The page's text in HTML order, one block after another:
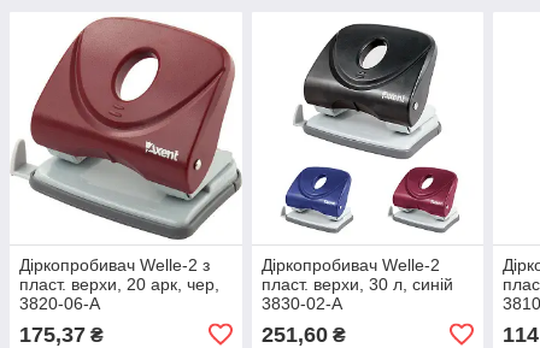
Діркопробивач Welle-2 з
пласт. верхи, 20 арк, чер,
3820-06-A
175,37 ₴
Діркопробивач Welle-2
пласт. верхи, 30 л, синій
3830-02-А
251,60₴